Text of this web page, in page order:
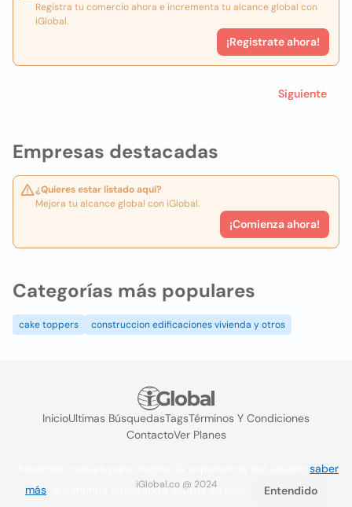
Empresas destacadas
¿Quieres estar listado aquí?
Mejora tu alcance global con iGlobal.
¡Comienza ahora!
Registra tu comercio ahora e incrementa tu alcance global con
iGlobal.
¡Registrate ahora!
Siguiente
Categorías más populares
cake toppers construccion edificaciones vivienda y otros
InicioUltimas BúsquedasTagsTérminos Y Condiciones
ContactoVer Planes
iGlobal.co @ 2024
saber
más . Si continúa navegando acepta su uso. Entendido